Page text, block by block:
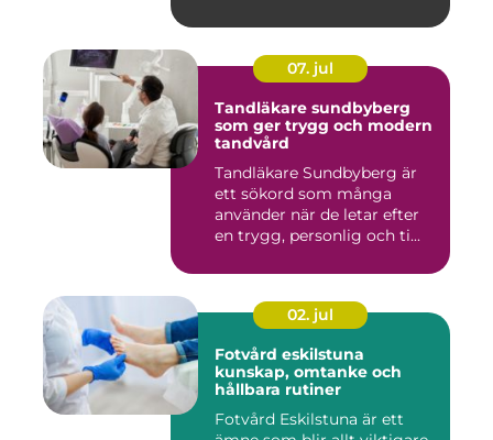
07. jul
Tandläkare sundbyberg
som ger trygg och modern
tandvård
Tandläkare Sundbyberg är
ett sökord som många
använder när de letar efter
en trygg, personlig och ti...
02. jul
Fotvård eskilstuna
kunskap, omtanke och
hållbara rutiner
Fotvård Eskilstuna är ett